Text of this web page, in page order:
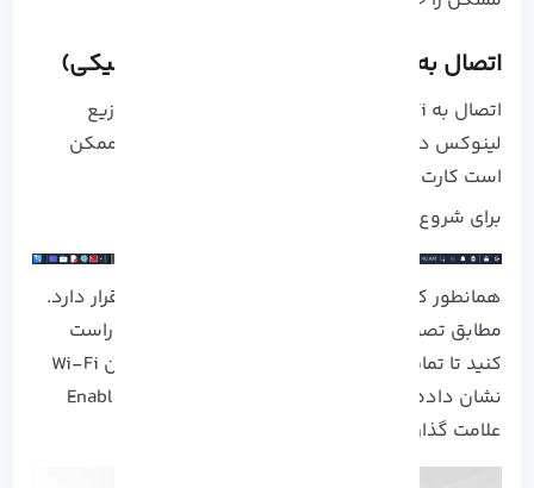
اتصال به Wi-Fi در KaliLinux (حالت گرافیکی)
اتصال به Wi-Fi از
مانند اتصال از هر توزیع
لینوکس دیگر است. برای این کار، برخی از کاربران ممکن
است کارت بی سیم خود را غیرفعال کنند.
برای شروع، نماد شبکه را در Taskbar کلیک کنید.
همانطور که می بینید، نماد شبکه در کنار ساعت قرار دارد.
مطابق تصویر زیر، پس از شناسایی، روی آن کلیک راست
کنید تا تمام گزینه های موجود از جمله فعال کردن Wi-Fi
نشان داده شود. مطمئن شوید که گزینه Enable Wi-Fi
علامت گذاری شده است: